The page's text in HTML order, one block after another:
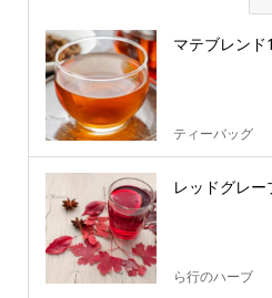
マテブレンド
ティーバッグ
レッドグレー
ら行のハーブ